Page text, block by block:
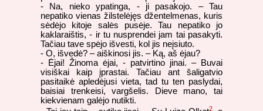
- Na, nieko ypatinga, - ji pasakojo. – Tau
nepatiko vienas žilstelėjęs džentelmenas, kuris
sėdėjo kitoje salės pusėje. Tau nepatiko jo
kaklaraištis, - ir tu nusprendei jam tai pasakyti.
Tačiau tave spėjo išvesti, kol jis neįsiuto.
- O, išvedė? – aiškinosi jis. – Ką, aš ėjau?
- Ėjai! Žinoma ėjai, - patvirtino jinai. – Buvai
visiškai kaip įprastai. Tačiau ant šaligatvio
pasitaikė apledėjusi vieta, tad tu ten paslydai,
baisiai trenkeisi, vargšelis. Dieve mano, tai
kiekvienam galėjo nutikti.
2